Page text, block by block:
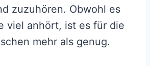
zuzuhören. Obwohl es
viel anhört, ist es für die
mehr als genug.